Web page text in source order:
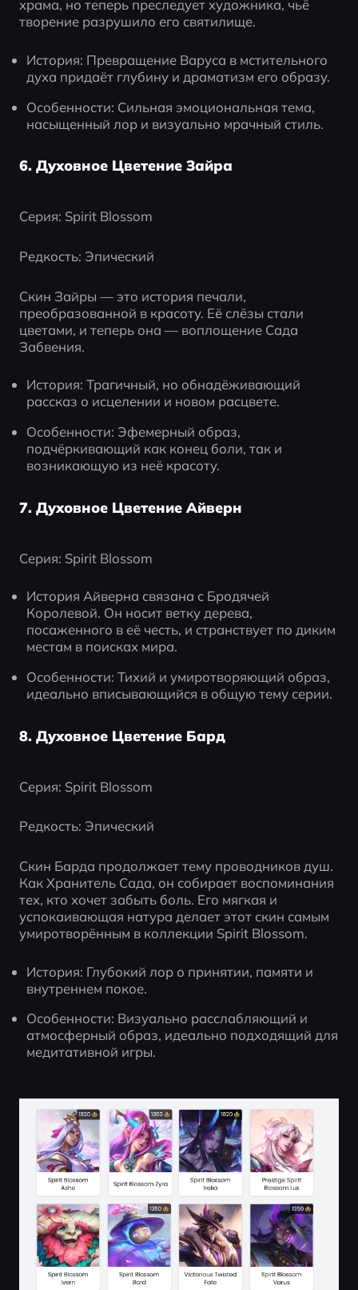
храма, но теперь преследует художника, чьё
творение разрушило его святилище.
История: Превращение Варуса в мстительного
духа придаёт глубину и драматизм его образу.
Особенности: Сильная эмоциональная тема,
насыщенный лор и визуально мрачный стиль.
6. Духовное Цветение Зайра
Серия: Spirit Blossom
Редкость: Эпический
Скин Зайры — это история печали,
преобразованной в красоту. Её слёзы стали
цветами, и теперь она — воплощение Сада
Забвения.
История: Трагичный, но обнадёживающий
рассказ о исцелении и новом расцвете.
Особенности: Эфемерный образ,
подчёркивающий как конец боли, так и
возникающую из неё красоту.
7. Духовное Цветение Айверн
Серия: Spirit Blossom
История Айверна связана с Бродячей
Королевой. Он носит ветку дерева,
посаженного в её честь, и странствует по диким
местам в поисках мира.
Особенности: Тихий и умиротворяющий образ,
идеально вписывающийся в общую тему серии.
8. Духовное Цветение Бард
Серия: Spirit Blossom
Редкость: Эпический
Скин Барда продолжает тему проводников душ.
Как Хранитель Сада, он собирает воспоминания
тех, кто хочет забыть боль. Его мягкая и
успокаивающая натура делает этот скин самым
умиротворённым в коллекции Spirit Blossom.
История: Глубокий лор о принятии, памяти и
внутреннем покое.
Особенности: Визуально расслабляющий и
атмосферный образ, идеально подходящий для
медитативной игры.